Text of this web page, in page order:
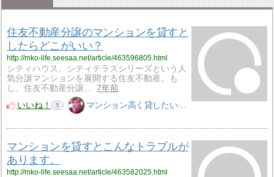
住友不動産分譲のマンションを貸すと
したらどこがいい？
http://mko-life.seesaa.net/article/463596805.html
シティハウス、シティテラスシリーズという人
気分譲マンションを展開する住友不動産。も
し、住友不動産分譲…
7年前
いいね！
5 マンション高く貸したいM子
マンションを貸すとこんなトラブルが
あります。
http://mko-life.seesaa.net/article/463582025.html